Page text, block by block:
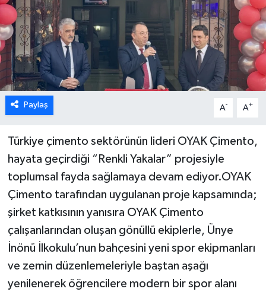
Paylaş A- A+
Türkiye çimento sektörünün lideri OYAK Çimento,
hayata geçirdiği “Renkli Yakalar” projesiyle
toplumsal fayda sağlamaya devam ediyor.OYAK
Çimento tarafından uygulanan proje kapsamında;
şirket katkısının yanısıra OYAK Çimento
çalışanlarından oluşan gönüllü ekiplerle, Ünye
İnönü İlkokulu’nun bahçesini yeni spor ekipmanları
ve zemin düzenlemeleriyle baştan aşağı
yenilenerek öğrencilere modern bir spor alanı
RESMİ REKLAM